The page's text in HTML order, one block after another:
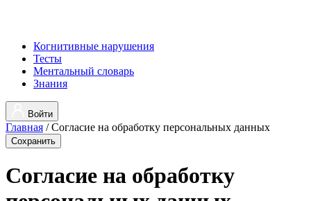
Когнитивные нарушения
Тесты
Ментальный словарь
Знания
Войти
Главная /Согласие на обработку персональных данных
Сохранить
Согласие на обработку